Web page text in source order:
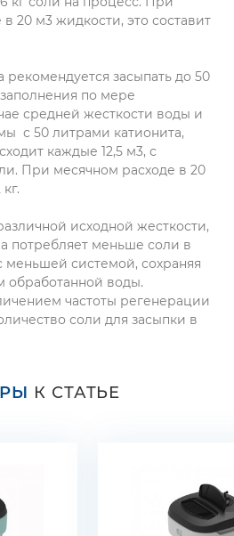
20 м3 жидкости, это составит
рекомендуется засыпать до 50
по мере
средней жесткости воды и
с 50 литрами катионита,
каждые 12,5 м3, с
При месячном расходе в 20
исходной жесткости,
потребляет меньше соли в
системой, сохраняя
обработанной воды.
частоты регенерации
соли для засыпки в
К СТАТЬЕ
КОНСУЛЬТАЦИЮ
телефон третьим лицам, только
проконсультируем по всем
для Вас важны.